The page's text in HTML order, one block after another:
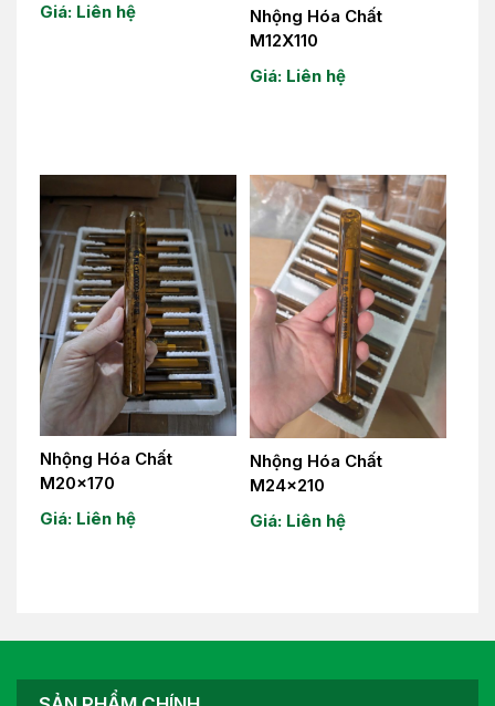
Giá: Liên hệ
Nhộng Hóa Chất
M12X110
Giá: Liên hệ
Nhộng Hóa Chất
M20x170
Giá: Liên hệ
Nhộng Hóa Chất
M24x210
Giá: Liên hệ